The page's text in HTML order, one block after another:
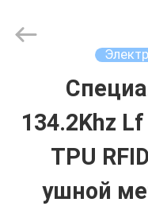
ПРОДУКТЫ
РОЛИКИ
Technology
134.2Khz
TPU
ушной